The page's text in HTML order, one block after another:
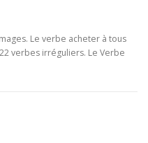
Le verbe acheter à tous
verbes irréguliers. Le Verbe